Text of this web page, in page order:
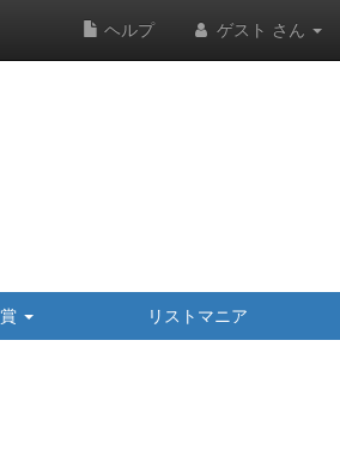
ヘルプ ゲスト さん
リストマニア